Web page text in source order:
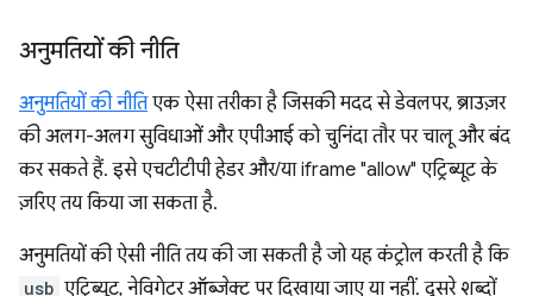
अनुमतियों की नीति
अनुमतियों की नीतिएक ऐसा तरीका है जिसकी मदद से डेवलपर, ब्राउज़र
की अलग-अलग सुविधाओं और एपीआई को चुनिंदा तौर पर चालू और बंद
कर सकते हैं. इसे एचटीटीपी हेडर और/या iframe "allow" एट्रिब्यूट के
ज़रिए तय किया जा सकता है.
अनुमतियों की ऐसी नीति तय की जा सकती है जो यह कंट्रोल करती है कि
usb एट्रिब्यूट, नेविगेटर ऑब्जेक्ट पर दिखाया जाए या नहीं. दूसरे शब्दों